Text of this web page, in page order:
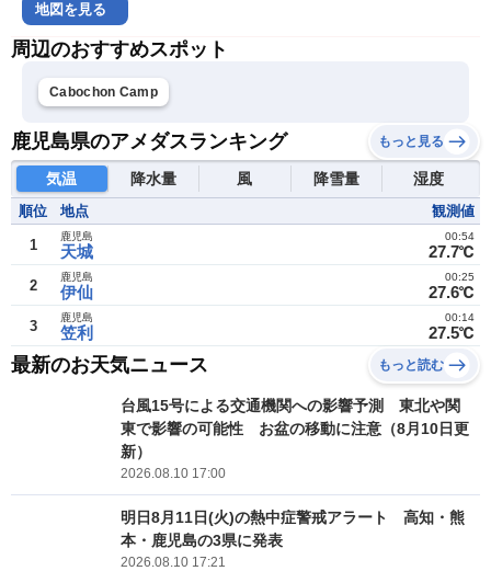
地図を見る
周辺のおすすめスポット
Cabochon Camp
鹿児島県のアメダスランキング もっと見る
気温 降水量 風 降雪量 湿度
順位 地点 観測値
1 天城
鹿児島
27.7℃
00:54
2 伊仙
鹿児島
27.6℃
00:25
3 笠利
鹿児島
27.5℃
00:14
最新のお天気ニュース もっと読む
台風15号による交通機関への影響予測 東北や関
東で影響の可能性 お盆の移動に注意（8月10日更
新）
2026.08.10 17:00
明日8月11日(火)の熱中症警戒アラート 高知・熊
本・鹿児島の3県に発表
2026.08.10 17:21